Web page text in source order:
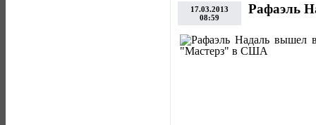
17.03.2013
08:59
Рафаэль